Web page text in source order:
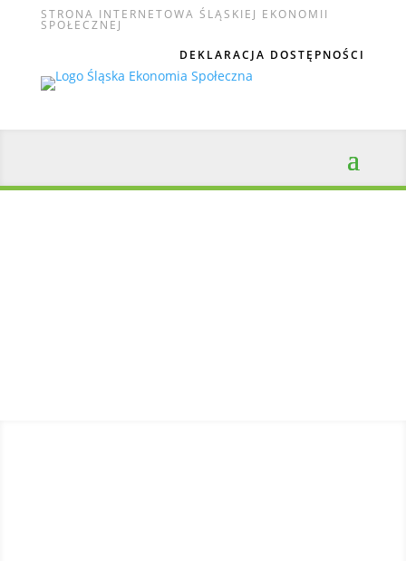
STRONA INTERNETOWA ŚLĄSKIEJ EKONOMII
SPOŁECZNEJ
DEKLARACJA DOSTĘPNOŚCI